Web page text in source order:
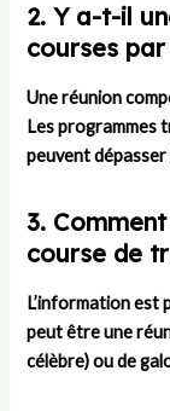
2. Y a-t-il
courses
Une réunion
Les programmes
peuvent dépasser
3.
course de
L’information est
peut être une
célèbre) ou de